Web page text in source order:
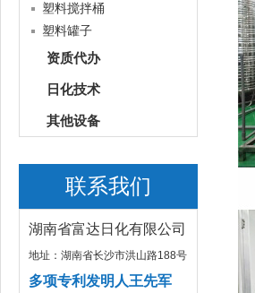
塑料搅拌桶
塑料罐子
资质代办
日化技术
其他设备
联系我们
湖南省富达日化有限公司
地址：湖南省长沙市洪山路188号
多项专利发明人王先军